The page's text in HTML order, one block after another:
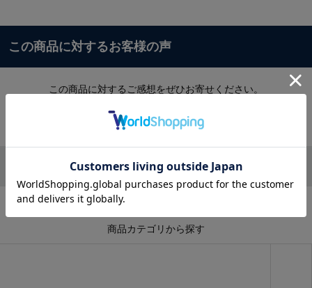
この商品に対するお客様の声
この商品に対するご感想をぜひお寄せください。
レビュー
CATEGORY
商品カテゴリから探す